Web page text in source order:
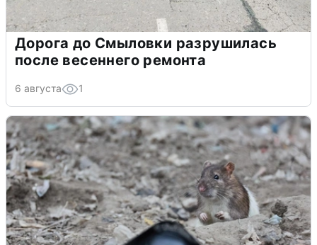
Дорога до Смыловки разрушилась
после весеннего ремонта
6 августа 1